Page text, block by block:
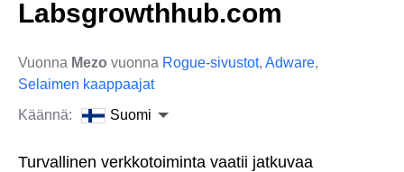
Labsgrowthhub.com
Vuonna Mezo vuonna Rogue-sivustot, Adware,
Selaimen kaappaajat
Käännä:
Suomi
Turvallinen verkkotoiminta vaatii jatkuvaa